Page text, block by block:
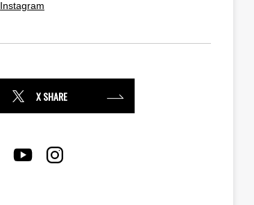
Instagram
X SHARE